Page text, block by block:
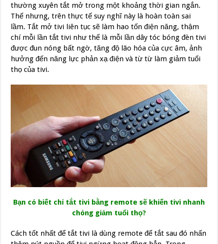
thường xuyên tắt mở trong một khoảng thời gian ngắn.
Thế nhưng, trên thực tế suy nghĩ này là hoàn toàn sai
lầm. Tắt mở tivi liên tục sẽ làm hao tốn điện năng, thậm
chí mỗi lần tắt tivi như thế là mỗi lần dây tóc bóng đèn tivi
được đun nóng bất ngờ, tăng độ lão hóa của cực âm, ảnh
hưởng đến năng lực phản xạ điện và từ từ làm giảm tuổi
thọ của tivi.
Bạn có biết chỉ tắt tivi bằng remote sẽ khiến tivi nhanh
chóng giảm tuổi thọ?
Cách tốt nhất để tắt tivi là dùng remote để tắt sau đó nhấn